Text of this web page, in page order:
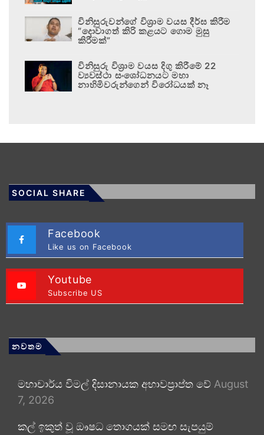
විනිසුරුවන්ගේ විශ්‍රාම වයස දීර්ඝ කිරීම
“දොවාගත් කිරි කළයට ගොම මුසු
කිරීමක්”
විනිසුරු විශ්‍රාම වයස දිගු කිරීමේ 22
ව්‍යවස්ථා සංශෝධනයට මහා
නාහිමිවරුන්ගෙන් විරෝධයක් නෑ
SOCIAL SHARE
Facebook
Like us on Facebook
Youtube
Subscribe US
නවතම
මහාචාර්ය විමල් දිසානායක අභාවප්‍රාප්ත වේ August
7, 2026
කල් ඉකුත් වූ ඖෂධ තොගයක් සමඟ සැපයුම්